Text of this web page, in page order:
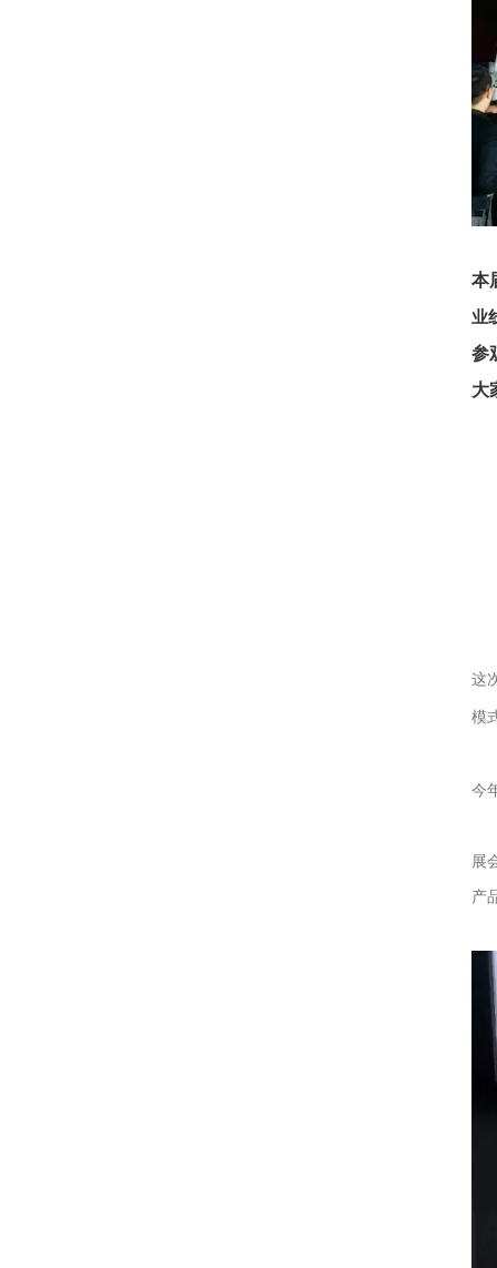
本
业
参
大
这
模
今
展
产